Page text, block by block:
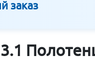
заказ